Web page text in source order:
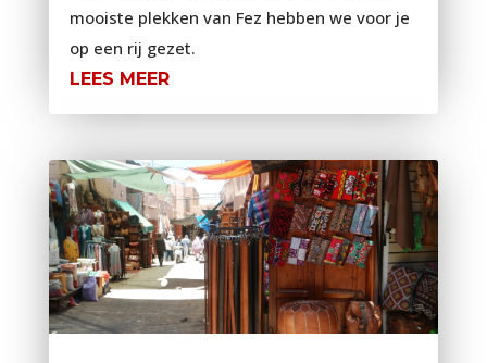
mooiste plekken van Fez hebben we voor je
op een rij gezet.
LEES MEER